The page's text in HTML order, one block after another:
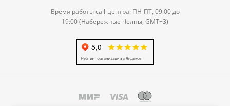
Время работы call-центра: ПН-ПТ, 09:00 до
19:00 (Набережные Челны, GMT+3)